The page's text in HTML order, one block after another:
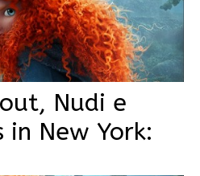
Nudi e
in New York: